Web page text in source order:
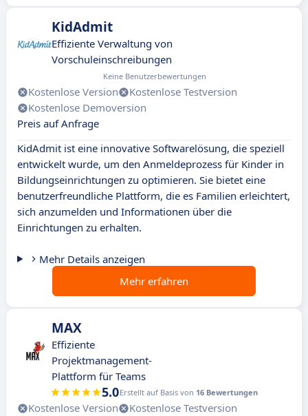
KidAdmit
Effiziente Verwaltung von
Vorschuleinschreibungen
Keine Benutzerbewertungen
Kostenlose Version
Kostenlose Testversion
Kostenlose Demoversion
Preis auf Anfrage
KidAdmit ist eine innovative Softwarelösung, die speziell
entwickelt wurde, um den Anmeldeprozess für Kinder in
Bildungseinrichtungen zu optimieren. Sie bietet eine
benutzerfreundliche Plattform, die es Familien erleichtert,
sich anzumelden und Informationen über die
Einrichtungen zu erhalten.
Mehr Details anzeigen
Mehr erfahren
MAX
Effiziente
Projektmanagement-
Plattform für Teams
5.0Erstellt auf Basis von 16 Bewertungen
Kostenlose Version
Kostenlose Testversion